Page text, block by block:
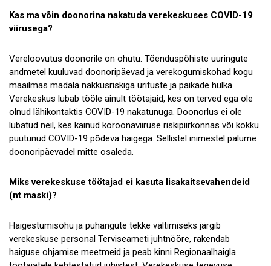
Koostöö
Tule ekskursioonile!
Andmekaitse
Kas ma võin doonorina nakatuda verekeskuses COVID-19
viirusega?
Vereloovutus doonorile on ohutu. Tõenduspõhiste uuringute
andmetel kuuluvad doonoripäevad ja verekogumiskohad kogu
maailmas madala nakkusriskiga ürituste ja paikade hulka.
Verekeskus lubab tööle ainult töötajaid, kes on terved ega ole
olnud lähikontaktis COVID-19 nakatunuga. Doonorlus ei ole
lubatud neil, kes käinud koroonaviiruse riskipiirkonnas või kokku
puutunud COVID-19 põdeva haigega. Sellistel inimestel palume
doonoripäevadel mitte osaleda.
Miks verekeskuse töötajad ei kasuta lisakaitsevahendeid
(nt maski)?
Haigestumisohu ja puhangute tekke vältimiseks järgib
verekeskuse personal Terviseameti juhtnööre, rakendab
haiguse ohjamise meetmeid ja peab kinni Regionaalhaigla